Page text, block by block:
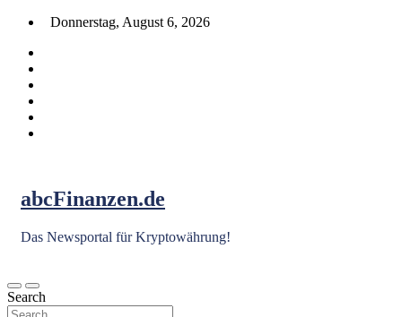
Skip
content
Donnerstag, August 6, 2026
abcFinanzen.de
Das Newsportal für Kryptowährung!
Search